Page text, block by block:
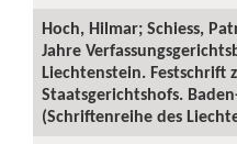
Hoch, Hilmar; Schiess,
Jahre
Liechtenstein. Festschrift
Staatsgerichtshofs.
(Schriftenreihe des